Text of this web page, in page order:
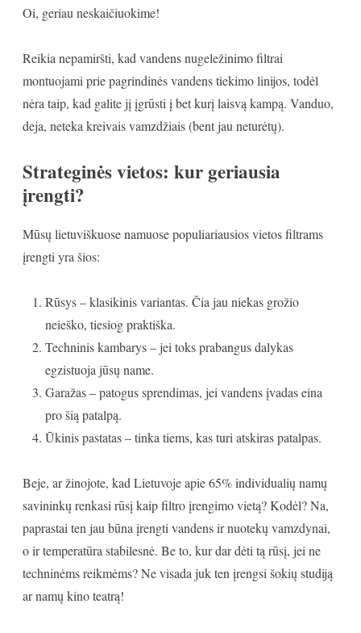
Oi, geriau neskaičiuokime!
Reikia nepamiršti, kad vandens nugeležinimo filtrai
montuojami prie pagrindinės vandens tiekimo linijos, todėl
nėra taip, kad galite jį įgrūsti į bet kurį laisvą kampą. Vanduo,
deja, neteka kreivais vamzdžiais (bent jau neturėtų).
Strateginės vietos: kur geriausia
įrengti?
Mūsų lietuviškuose namuose populiariausios vietos filtrams
įrengti yra šios:
Rūsys – klasikinis variantas. Čia jau niekas grožio
neieško, tiesiog praktiška.
Techninis kambarys – jei toks prabangus dalykas
egzistuoja jūsų name.
Garažas – patogus sprendimas, jei vandens įvadas eina
pro šią patalpą.
Ūkinis pastatas – tinka tiems, kas turi atskiras patalpas.
Beje, ar žinojote, kad Lietuvoje apie 65% individualių namų
savininkų renkasi rūsį kaip filtro įrengimo vietą? Kodėl? Na,
paprastai ten jau būna įrengti vandens ir nuotekų vamzdynai,
o ir temperatūra stabilesnė. Be to, kur dar dėti tą rūsį, jei ne
techninėms reikmėms? Ne visada juk ten įrengsi šokių studiją
ar namų kino teatrą!